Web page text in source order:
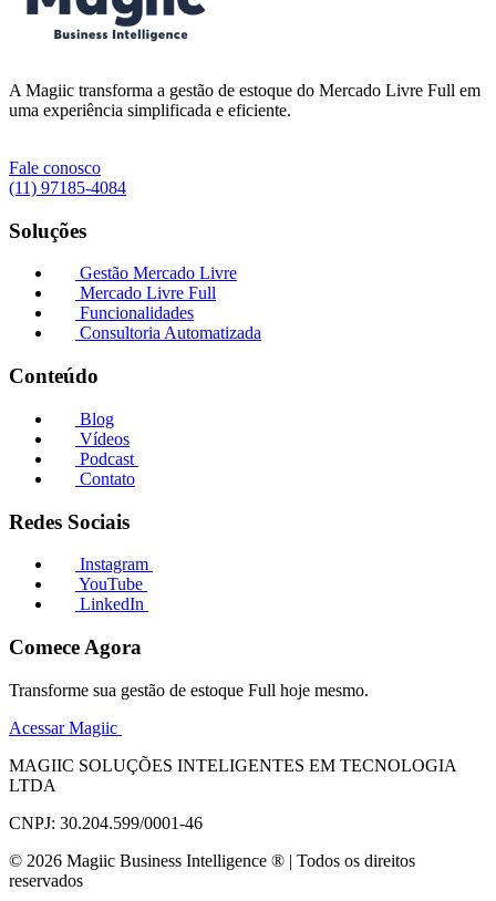
A Magiic transforma a gestão de estoque do Mercado Livre Full em
uma experiência simplificada e eficiente.
Fale conosco
(11) 97185-4084
Soluções
Gestão Mercado Livre
Mercado Livre Full
Funcionalidades
Consultoria Automatizada
Conteúdo
Blog
Vídeos
Podcast
Contato
Redes Sociais
Instagram
YouTube
LinkedIn
Comece Agora
Transforme sua gestão de estoque Full hoje mesmo.
Acessar Magiic
MAGIIC SOLUÇÕES INTELIGENTES EM TECNOLOGIA
LTDA
CNPJ: 30.204.599/0001-46
© 2026 Magiic Business Intelligence ® | Todos os direitos
reservados